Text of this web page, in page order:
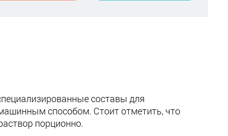
составы для
способом. Стоит отметить, что
порционно.